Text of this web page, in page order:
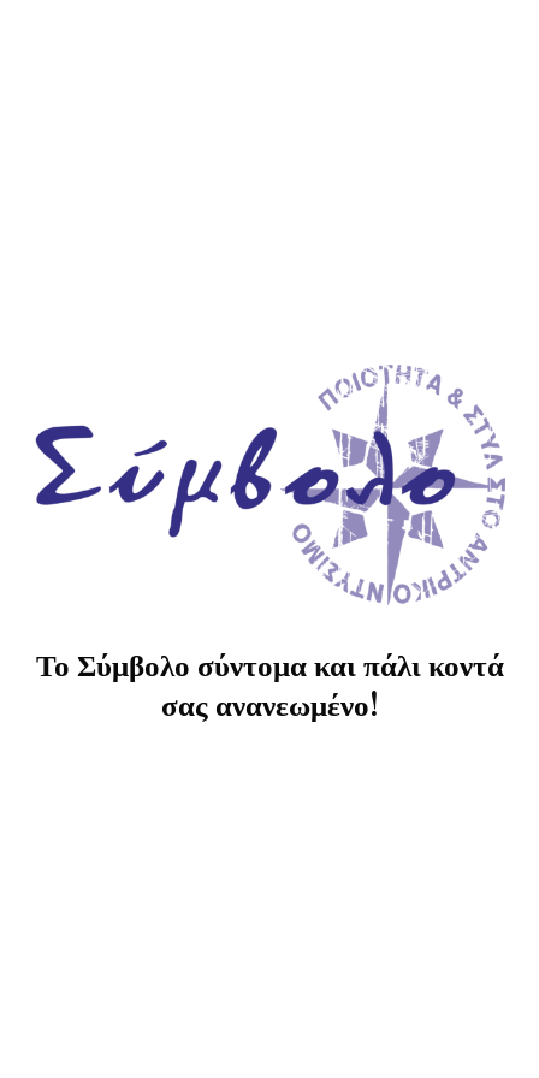
Το Σύμβολο σύντομα και πάλι κοντά
σας ανανεωμένο!